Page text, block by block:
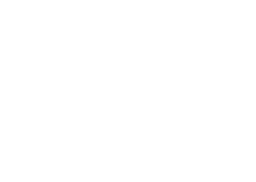
à notre service